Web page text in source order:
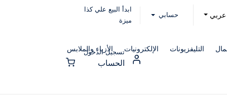
عربي حسابي
ابدأ البيع علي كذا
ميزة
التليفزيونات الإلكترونيات الأزياء والملابس
تسجيل الدخول
الحساب